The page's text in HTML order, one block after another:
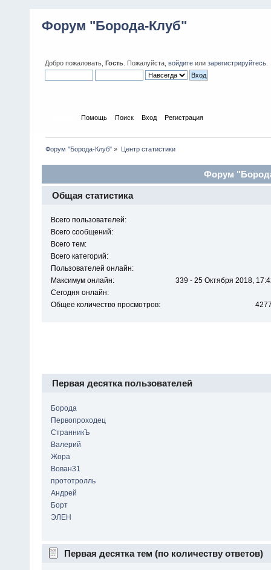
Форум "Борода-Клуб"
Добро пожаловать, Гость . Пожалуйста, войдите или зарегистрируйтесь
Помощь Поиск Вход Регистрация
Форум "Борода-Клуб" » Центр статистики
Форум
Общая статистика
Всего пользователей:
Всего сообщений:
Всего тем:
Всего категорий:
Пользователей онлайн:
Максимум онлайн:
339 - 25 Октября 2018,
Сегодня онлайн:
Общее количество просмотров:
Первая десятка пользователей
Борода
Первопроходец
СтранникЪ
Валерий
Жора
Вован31
прототролль
Андрей
Борт
ЭЛЕН
Первая десятка тем (по количеству ответов)